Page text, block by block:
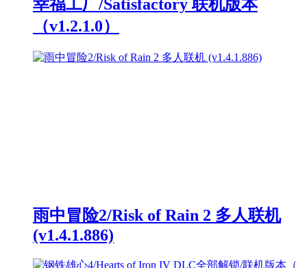
幸福工厂/Satisfactory 联机版本
（v1.2.1.0）
雨中冒险2/Risk of Rain 2 多人联机
(v1.4.1.886)